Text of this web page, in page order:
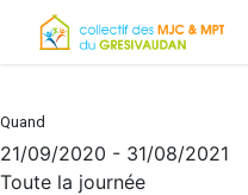
Quand
21/09/2020 - 31/08/2021
Toute la journée